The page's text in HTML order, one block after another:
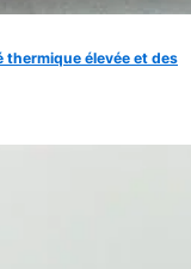
élevée et des